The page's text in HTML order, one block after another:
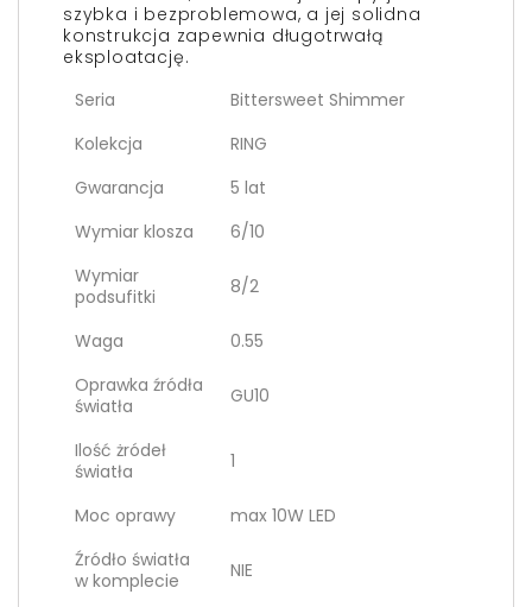
szybka i bezproblemowa, a jej solidna
konstrukcja zapewnia długotrwałą
eksploatację.
Seria
Bittersweet Shimmer
Kolekcja
RING
Gwarancja
5 lat
Wymiar klosza
6/10
Wymiar
podsufitki
8/2
Waga
0.55
Oprawka źródła
światła
GU10
Ilość żródeł
światła
1
Moc oprawy
max 10W LED
Źródło światła
w komplecie
NIE